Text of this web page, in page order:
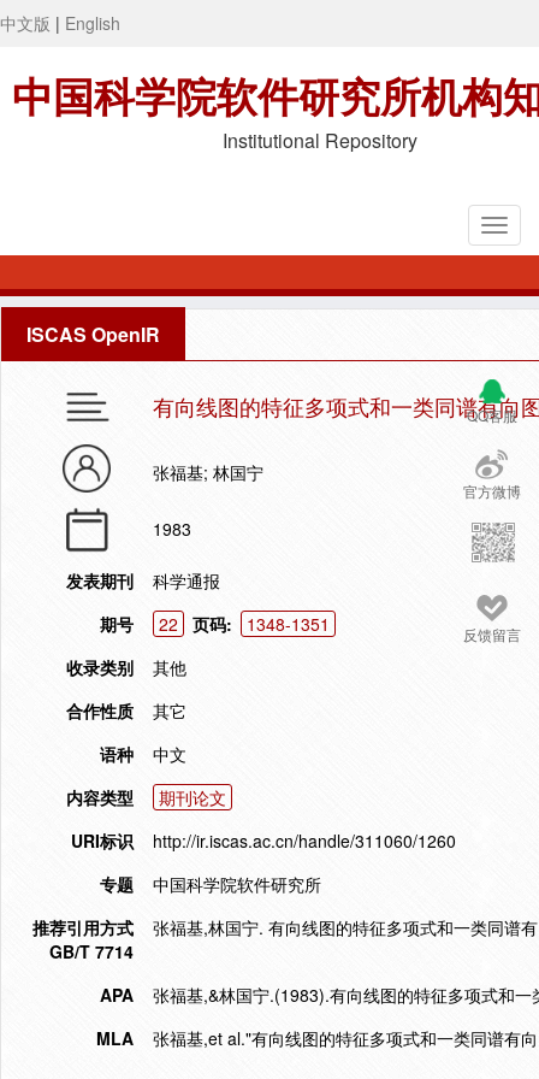
中文版 | English
中国科学院软件研究所机构
Institutional Repository
ISCAS OpenIR
QQ客服
官方微博
反馈留言
有向线图的特征多项式和一类同谱有向
张福基; 林国宁
1983
发表期刊
科学通报
期号
22 页码:
1348-1351
收录类别
其他
合作性质
其它
语种
中文
内容类型
期刊论文
URI标识
http://ir.iscas.ac.cn/handle/311060/1260
专题
中国科学院软件研究所
推荐引用方式
GB/T 7714
张福基,林国宁. 有向线图的特征多项式和一类同谱
APA
张福基,&林国宁.(1983).有向线图的特征多项式和一
MLA
张福基,et al."有向线图的特征多项式和一类同谱有